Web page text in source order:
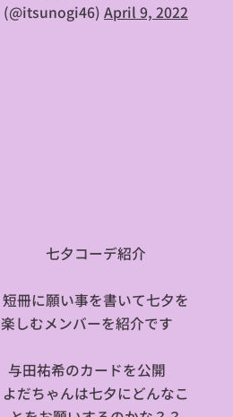
(@itsunogi46) April 9, 2022
🌌七夕コーデ紹介🌌
短冊に願い事を書いて七夕を
楽しむメンバーを紹介です😍
与田祐希のカードを公開✨
よだちゃんは七夕にどんなこ